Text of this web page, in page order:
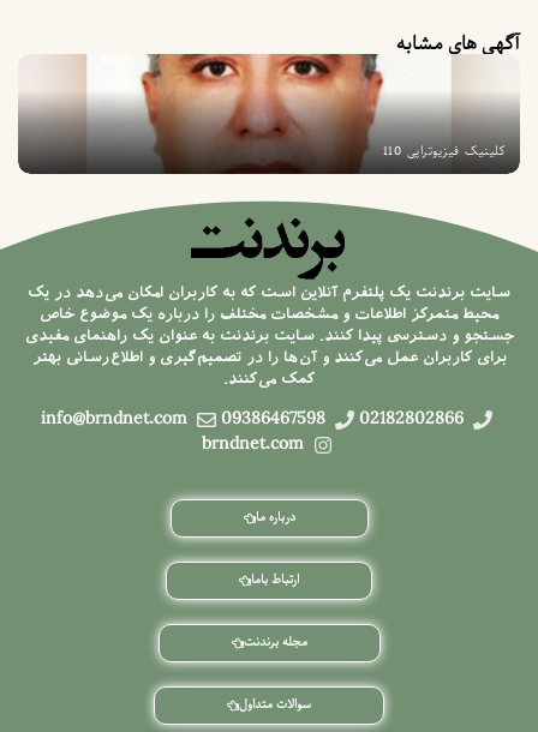
آگهی های مشابه
کلینیک فیزیوتراپی 110
سایت برندنت یک پلتفرم آنلاین است که به کاربران امکان می‌دهد در یک
محیط متمرکز اطلاعات و مشخصات مختلف را درباره یک موضوع خاص
جستجو و دسترسی پیدا کنند. سایت برندنت به عنوان یک راهنمای مفیدی
برای کاربران عمل می‌کنند و آن‌ها را در تصمیم‌گیری و اطلاع‌رسانی بهتر
کمک می‌کنند.
02182802866
09386467598
info@brndnet.com
brndnet.com
درباره ما
ارتباط باما
مجله برندنت
سوالات متداول